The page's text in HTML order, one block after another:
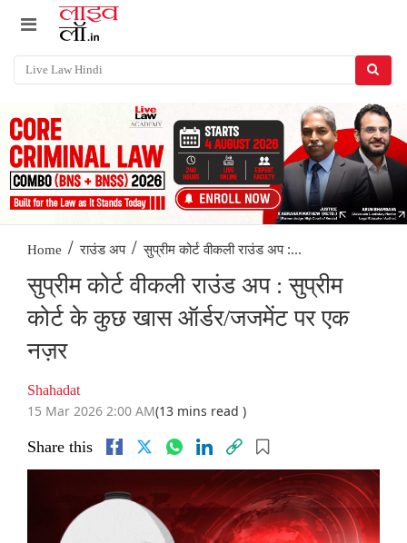
Home / राउंड अप / सुप्रीम कोर्ट वीकली राउंड अप :...
सुप्रीम कोर्ट वीकली राउंड अप : सुप्रीम
कोर्ट के कुछ खास ऑर्डर/जजमेंट पर एक
नज़र
Shahadat
15 Mar 2026 2:00 AM(13 mins read )
Share this